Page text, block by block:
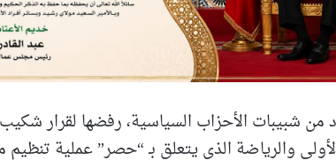
من شبيبات الأحزاب السياسية، رفضها لقرار